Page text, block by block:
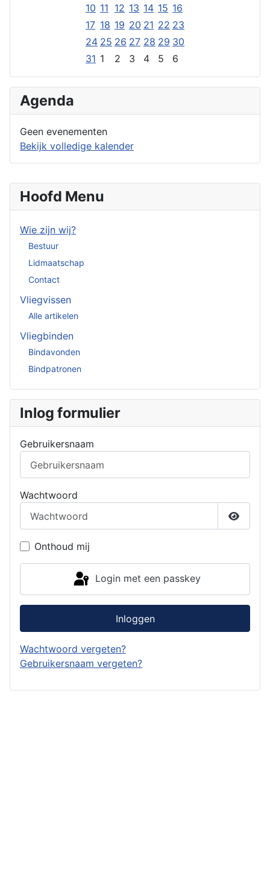
Hoofd Menu
Wie zijn wij?
Bestuur
Lidmaatschap
Contact
Vliegvissen
Alle artikelen
Vliegbinden
Bindavonden
Bindpatronen
Inlog formulier
Gebruikersnaam
Wachtwoord
Toon
Onthoud mij
Login met een passkey
Inloggen
Wachtwoord vergeten?
Gebruikersnaam vergeten?
10 11 12 13 14 15 16
17 18 19 20 21 22 23
24 25 26 27 28 29 30
31 1 2 3 4 5 6
Agenda
Geen evenementen
Bekijk volledige kalender